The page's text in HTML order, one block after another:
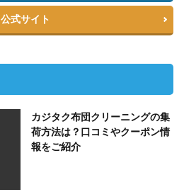
公式サイト
カジタク布団クリーニングの集
荷方法は？口コミやクーポン情
報をご紹介